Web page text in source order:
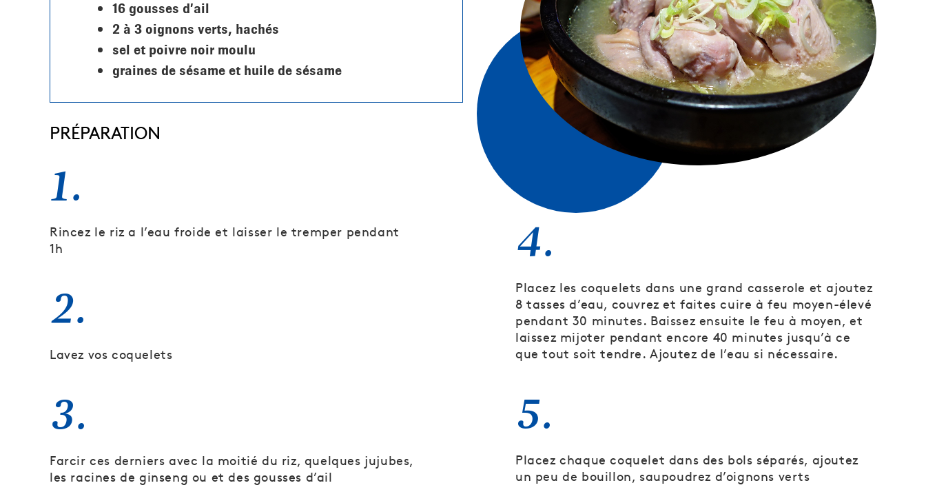
16 gousses d’ail
2 à 3 oignons verts, hachés
sel et poivre noir moulu
graines de sésame et huile de sésame
PRÉPARATION
1.
Rincez le riz a l’eau froide et laisser le tremper pendant
1h
2.
Lavez vos coquelets
3.
Farcir ces derniers avec la moitié du riz, quelques jujubes,
les racines de ginseng ou et des gousses d’ail
4.
Placez les coquelets dans une grand casserole et ajoutez
8 tasses d’eau, couvrez et faites cuire à feu moyen-élevé
pendant 30 minutes. Baissez ensuite le feu à moyen, et
laissez mijoter pendant encore 40 minutes jusqu’à ce
que tout soit tendre. Ajoutez de l’eau si nécessaire.
5.
Placez chaque coquelet dans des bols séparés, ajoutez
un peu de bouillon, saupoudrez d’oignons verts